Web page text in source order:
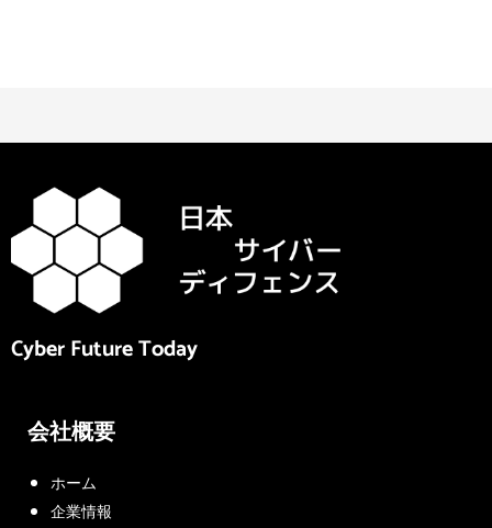
Cyber Future Today
会社概要
ホーム
企業情報